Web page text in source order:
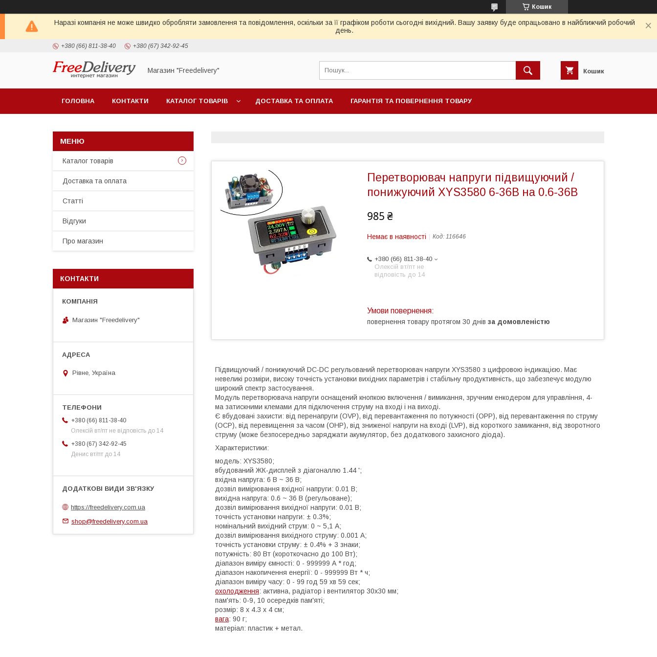
Кошик
Наразі компанія не може швидко обробляти замовлення та повідомлення, оскільки за її графіком роботи сьогодні вихідний. Вашу заявку буде опрацьовано в найближчий робочий
день.
+380 (66) 811-38-40 +380 (67) 342-92-45
Магазин "Freedelivery" Кошик
ГОЛОВНА КОНТАКТИ КАТАЛОГ ТОВАРІВ ДОСТАВКА ТА ОПЛАТА ГАРАНТІЯ ТА ПОВЕРНЕННЯ ТОВАРУ
Перетворювач напруги підвищуючий /
понижуючий XYS3580 6-36В на 0.6-36В
985 ₴
Немає в наявності Код: 116646
+380 (66) 811-38-40
Олексій вт/пт не
відповість до 14
повернення товару протягом 30 днів за домовленістю
Підвищуючий / понижуючий DC-DC регульований перетворювач напруги XYS3580 з цифровою індикацією. Має
невеликі розміри, високу точність установки вихідних параметрів і стабільну продуктивність, що забезпечує модулю
широкий спектр застосування.
Модуль перетворювача напруги оснащений кнопкою включення / вимикання, зручним енкодером для управління, 4-
ма затискними клемами для підключення струму на вході і на виході.
Є вбудовані захисти: від перенапруги (OVP), від перевантаження по потужності (OPP), від перевантаження по струму
(OCP), від перевищення за часом (OHP), від зниженої напруги на вході (LVP), від короткого замикання, від зворотного
струму (може безпосередньо заряджати акумулятор, без додаткового захисного діода).
Характеристики:
модель: XYS3580;
вбудований ЖК-дисплей з діагоналлю 1.44 ';
вхідна напруга: 6 В ~ 36 В;
дозвіл вимірювання вхідної напруги: 0.01 В;
вихідна напруга: 0.6 ~ 36 В (регульоване);
дозвіл вимірювання вихідної напруги: 0.01 В;
точність установки напруги: ± 0.3%;
номінальний вихідний струм: 0 ~ 5,1 A;
дозвіл вимірювання вихідного струму: 0.001 А;
точність установки струму: ± 0.4% + 3 знаки;
потужність: 80 Вт (короткочасно до 100 Вт);
діапазон виміру ємності: 0 - 999999 А * год;
діапазон накопичення енергії: 0 - 999999 Вт * ч;
діапазон виміру часу: 0 - 99 год 59 хв 59 сек;
охолодження: активна, радіатор і вентилятор 30x30 мм;
пам'ять: 0-9, 10 осередків пам'яті;
розмір: 8 х 4.3 х 4 см;
вага: 90 г;
матеріал: пластик + метал.
Каталог товарів
Доставка та оплата
Статті
Відгуки
Про магазин
КОНТАКТИ
Магазин "Freedelivery"
Рівне, Україна
+380 (66) 811-38-40
Олексій вт/пт не відповість до 14
+380 (67) 342-92-45
Денис вт/пт до 14
https://freedelivery.com.ua
shop@freedelivery.com.ua